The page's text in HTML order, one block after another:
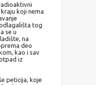
koji nema
tog
se u
na
deo
kao i sav
iz
peticija, koje